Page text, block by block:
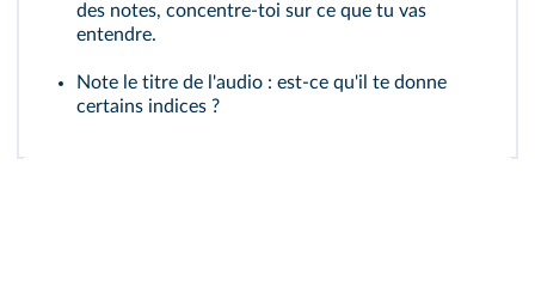
des notes, concentre-toi sur ce que tu vas
entendre.
Note le titre de l'audio : est-ce qu'il te donne
certains indices ?